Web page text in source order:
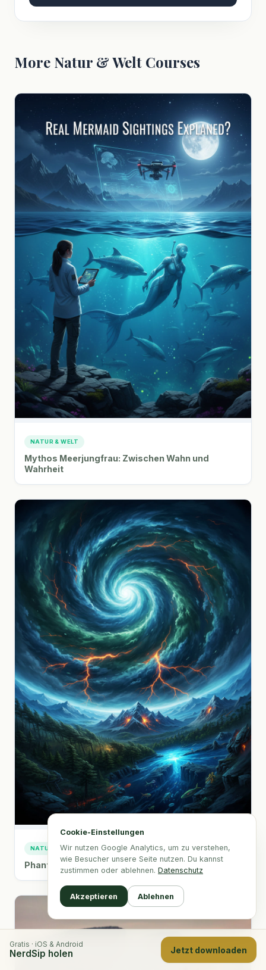
Gratis · iOS & Android
NerdSip holen Jetzt downloaden
Cookie-Einstellungen
Wir nutzen Google Analytics, um zu verstehen,
wie Besucher unsere Seite nutzen. Du kannst
zustimmen oder ablehnen. Datenschutz
Akzeptieren Ablehnen
More Natur & Welt Courses
NATUR & WELT
Mythos Meerjungfrau: Zwischen Wahn und
Wahrheit
NATUR & WELT
Phantomstürme: Die unsichtbare Gefahr